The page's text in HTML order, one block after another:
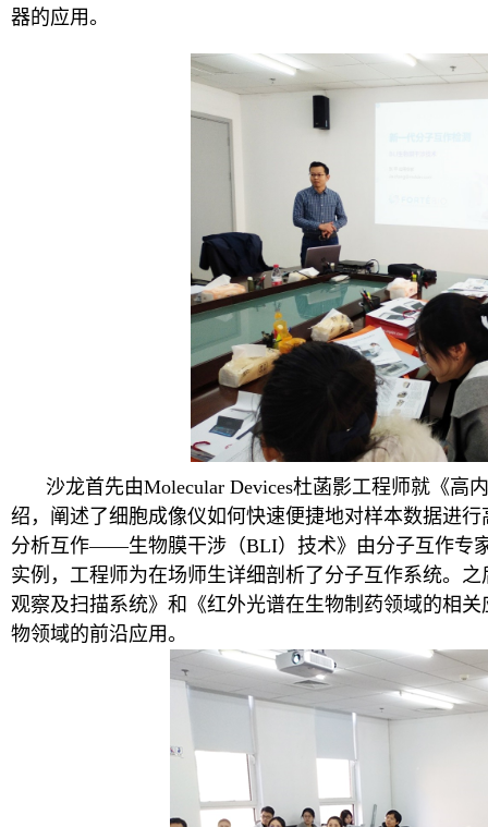
器的应用。
沙龙首先由Molecular Devices杜菡影工程师就《
绍，阐述了细胞成像仪如何快速便捷地对样本数据进
分析互作——生物膜干涉（BLI）技术》由分子互作专
实例，工程师为在场师生详细剖析了分子互作系统。
观察及扫描系统》和《红外光谱在生物制药领域的相
物领域的前沿应用。